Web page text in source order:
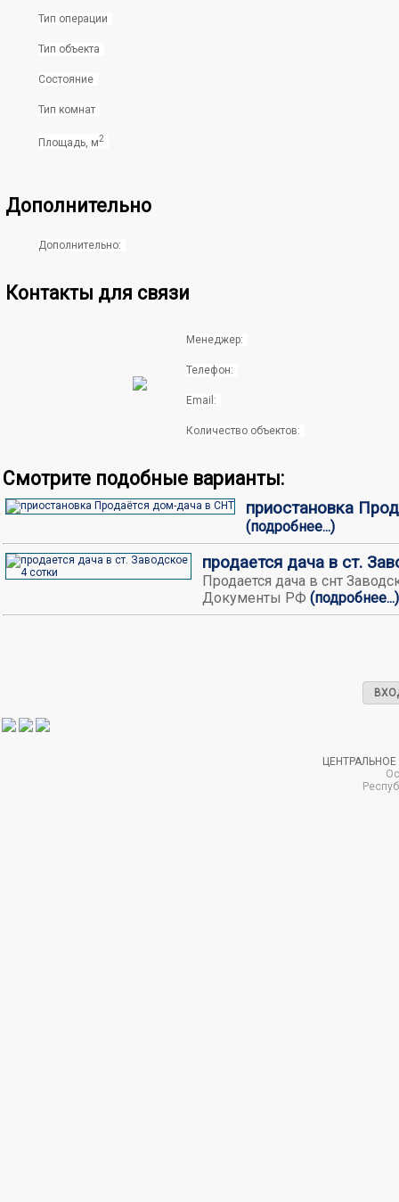
Тип операции
Тип объекта
Состояние
Тип комнат
Площадь, м2
Дополнительно
Дополнительно:
Контакты для связи
Менеджер:
Телефон:
Email:
Количество объектов:
Смотрите подобные варианты:
приостановка
(подробнее...)
продается дача в ст.
Продается дача в снт
Документы РФ (подробнее...)